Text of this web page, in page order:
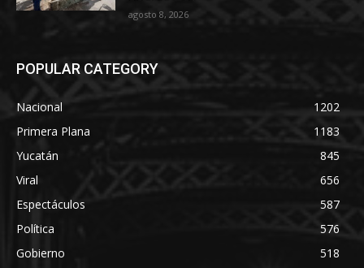
agosto 8, 2026
POPULAR CATEGORY
Nacional
1202
Primera Plana
1183
Yucatán
845
Viral
656
Espectáculos
587
Política
576
Gobierno
518